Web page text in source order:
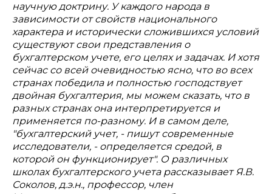
научную доктрину. У каждого народа в
зависимости от свойств национального
характера и исторически сложившихся условий
существуют свои представления о
бухгалтерском учете, его целях и задачах. И хотя
сейчас со всей очевидностью ясно, что во всех
странах победила и полностью господствует
двойная бухгалтерия, мы можем сказать, что в
разных странах она интерпретируется и
применяется по-разному. И в самом деле,
"бухгалтерский учет, - пишут современные
исследователи, - определяется средой, в
которой он функционирует". О различных
школах бухгалтерского учета рассказывает Я.В.
Соколов, д.э.н., профессор, член